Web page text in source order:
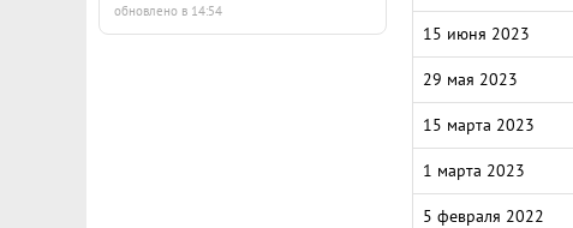
обновлено в 14:54
15 июня 2023
29 мая 2023
15 марта 2023
1 марта 2023
5 февраля 2022